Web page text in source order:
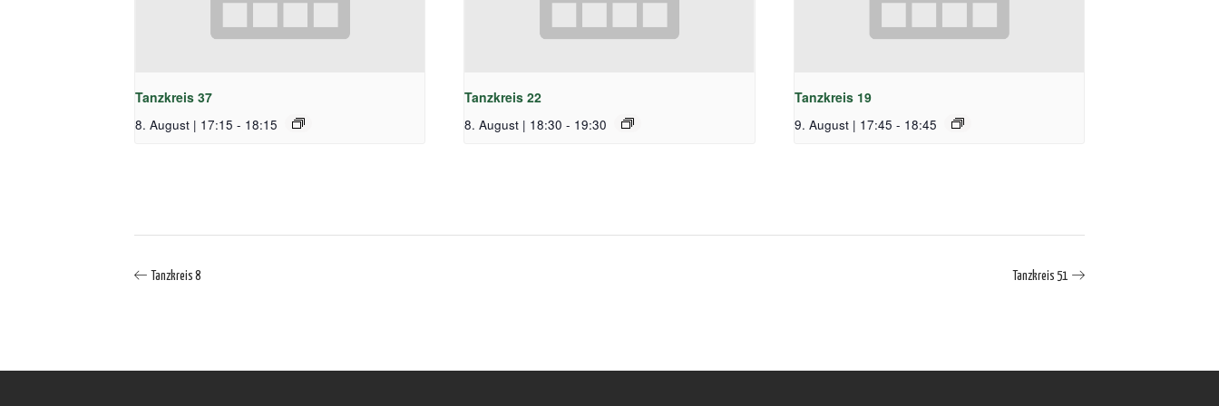
Tanzkreis 37
8. August | 17:15 - 18:15
Tanzkreis 22
8. August | 18:30 - 19:30
Tanzkreis 19
9. August | 17:45 - 18:45
Tanzkreis 8 Tanzkreis 51